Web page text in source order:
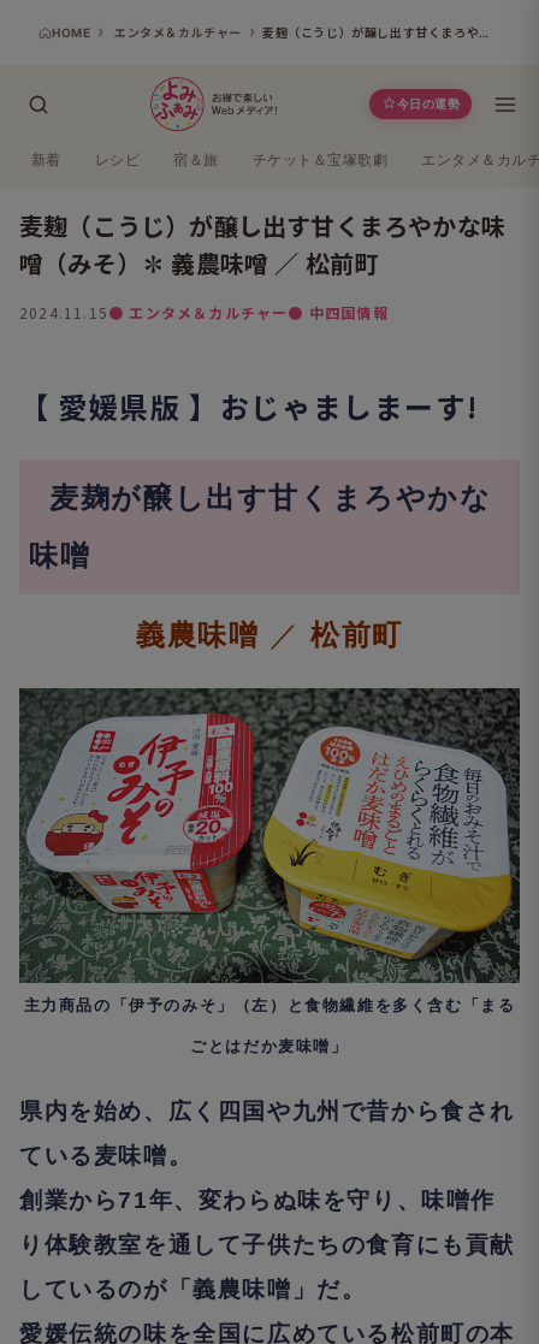
HOME エンタメ＆カルチャー 麦麹（こうじ）が醸し出す甘くまろやかな味噌（みそ）✽ 義農味噌 ／ 松前町
今日の運勢
新着 レシピ 宿＆旅 チケット＆宝塚歌劇 エンタメ＆カル
麦麹（こうじ）が醸し出す甘くまろやかな味
噌（みそ）✽ 義農味噌 ／ 松前町
2024.11.15● エンタメ＆カルチャー● 中四国情報
【 愛媛県版 】おじゃましまーす!
麦麹が醸し出す甘くまろやかな
味噌
義農味噌 ／松前町
主力商品の「伊予のみそ」（左）と食物繊維を多く含む「まる
ごとはだか麦味噌」
県内を始め、広く四国や九州で昔から食され
ている麦味噌。
創業から71年、変わらぬ味を守り、味噌作
り体験教室を通して子供たちの食育にも貢献
しているのが「義農味噌」だ。
愛媛伝統の味を全国に広めている松前町の本